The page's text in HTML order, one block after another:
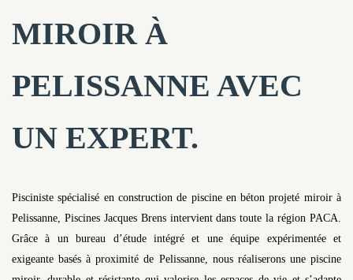
MIROIR À
PELISSANNE AVEC
UN EXPERT.
Pisciniste spécialisé en construction de piscine en béton projeté miroir à
Pelissanne, Piscines Jacques Brens intervient dans toute la région PACA.
Grâce à un bureau d’étude intégré et une équipe expérimentée et
exigeante basés à proximité de Pelissanne, nous réaliserons une piscine
NOS CONSEILS
NOS AGENCES
CONTACTEZ-NOUS